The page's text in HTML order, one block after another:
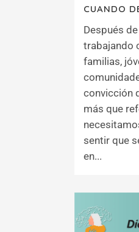
CUANDO
Después
trabajando
familias,
convicción
más que
sentir que
en...